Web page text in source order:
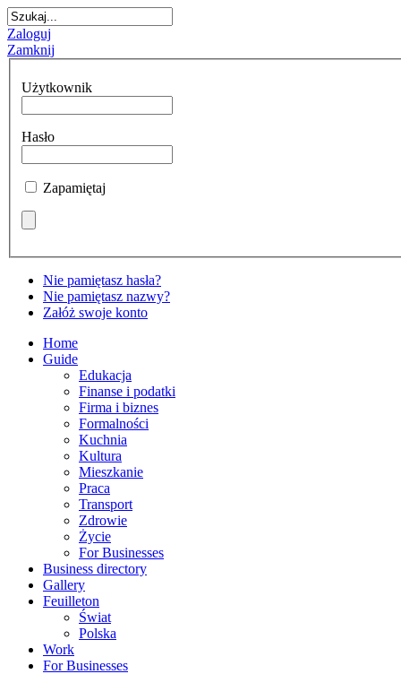
Zaloguj
Zamknij
Użytkownik
Hasło
Zapamiętaj
Nie pamiętasz hasła?
Nie pamiętasz nazwy?
Załóż swoje konto
Home
Guide
Edukacja
Finanse i podatki
Firma i biznes
Formalności
Kuchnia
Kultura
Mieszkanie
Praca
Transport
Zdrowie
Życie
For Businesses
Business directory
Gallery
Feuilleton
Świat
Polska
Work
For Businesses